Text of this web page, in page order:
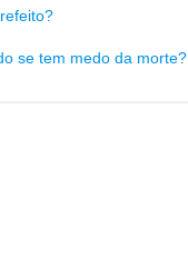
se tem medo da morte?